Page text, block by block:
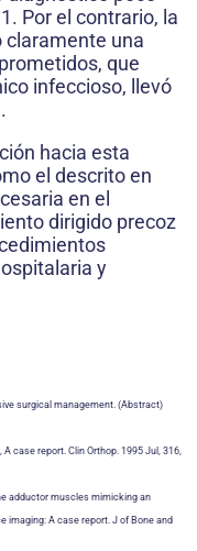
Por el contrario, la
una
que
infeccioso, llevó
hacia esta
el descrito en
en el
dirigido precoz
y
surgical management. (Abstract)
case report. Clin Orthop. 1995 Jul, 316,
adductor muscles mimicking an
imaging: A case report. J of Bone and